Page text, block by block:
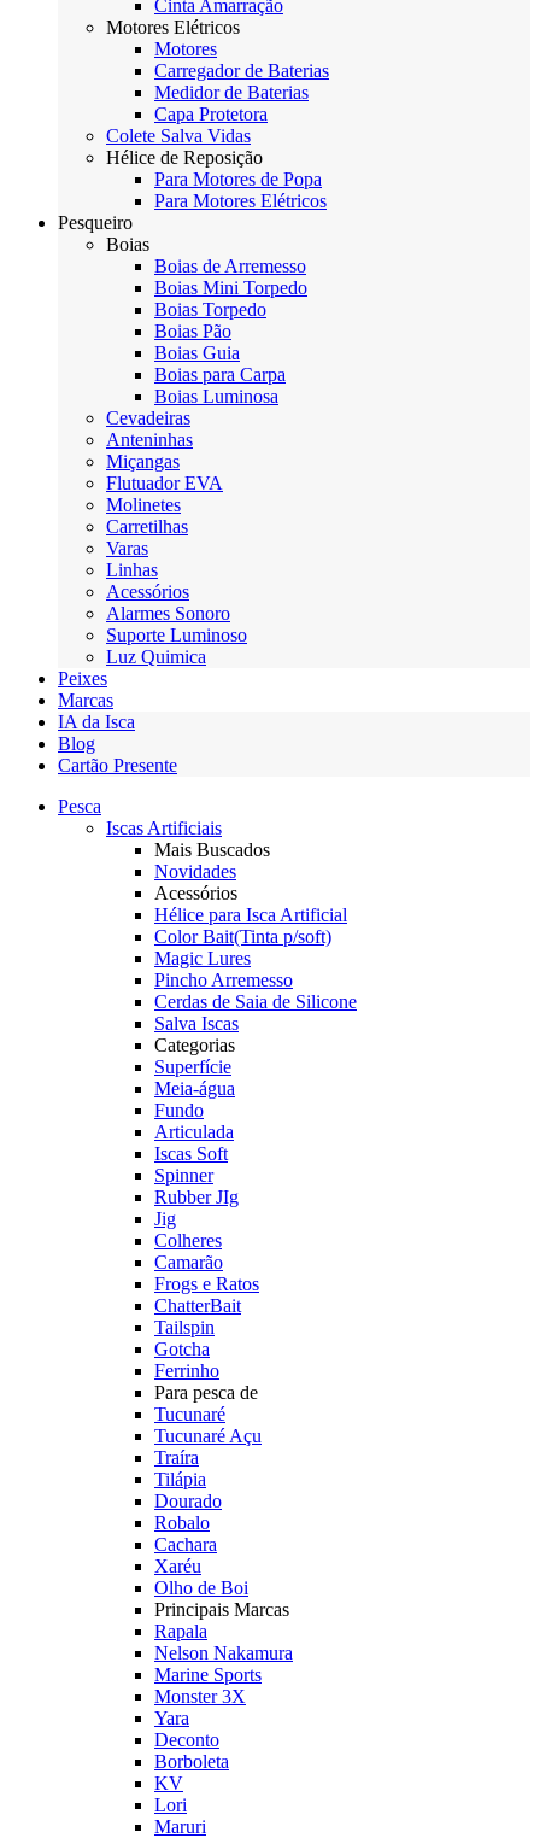
Cinta Amarração
Motores Elétricos
Motores
Carregador de Baterias
Medidor de Baterias
Capa Protetora
Colete Salva Vidas
Hélice de Reposição
Para Motores de Popa
Para Motores Elétricos
Pesqueiro
Boias
Boias de Arremesso
Boias Mini Torpedo
Boias Torpedo
Boias Pão
Boias Guia
Boias para Carpa
Boias Luminosa
Cevadeiras
Anteninhas
Miçangas
Flutuador EVA
Molinetes
Carretilhas
Varas
Linhas
Acessórios
Alarmes Sonoro
Suporte Luminoso
Luz Quimica
Peixes
Marcas
IA da Isca
Blog
Cartão Presente
Pesca
Iscas Artificiais
Mais Buscados
Novidades
Acessórios
Hélice para Isca Artificial
Color Bait(Tinta p/soft)
Magic Lures
Pincho Arremesso
Cerdas de Saia de Silicone
Salva Iscas
Categorias
Superfície
Meia-água
Fundo
Articulada
Iscas Soft
Spinner
Rubber JIg
Jig
Colheres
Camarão
Frogs e Ratos
ChatterBait
Tailspin
Gotcha
Ferrinho
Para pesca de
Tucunaré
Tucunaré Açu
Traíra
Tilápia
Dourado
Robalo
Cachara
Xaréu
Olho de Boi
Principais Marcas
Rapala
Nelson Nakamura
Marine Sports
Monster 3X
Yara
Deconto
Borboleta
KV
Lori
Maruri